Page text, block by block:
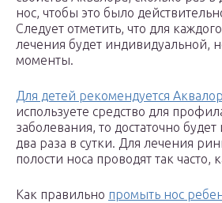
нос, чтобы это было
Следует отметить, что для
лечения будет индивидуальной,
моменты.
Для детей рекомендуется Аквалор
используете средство для
заболевания, то достаточно будет
два раза в сутки. Для лечения
полости носа проводят так часто,
Как правильно промыть нос